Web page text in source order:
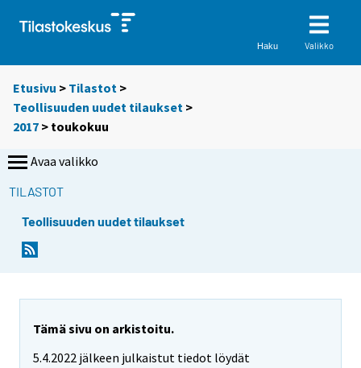
Haku Valikko
Etusivu > Tilastot >
Teollisuuden uudet tilaukset >
2017 > toukokuu
Avaa valikko
TILASTOT
Teollisuuden uudet tilaukset
Tämä sivu on arkistoitu.
5.4.2022 jälkeen julkaistut tiedot löydät